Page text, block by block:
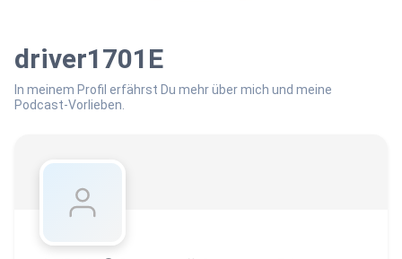
driver1701E
In meinem Profil erfährst Du mehr über mich und meine
Podcast-Vorlieben.